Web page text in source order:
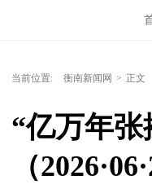
当前位置: 衡南新闻网 > 正文
“亿万年
（